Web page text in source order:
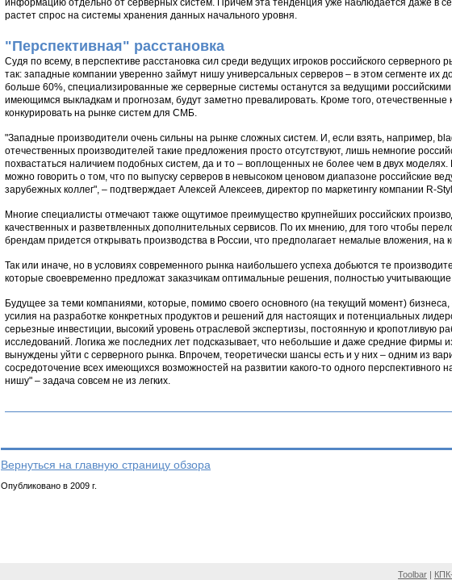
информацию отдельно от серверных систем. Причем эта тенденция уже наблюдается даже в
растет спрос на системы хранения данных начального уровня.
"Перспективная" расстановка
Судя по всему, в перспективе расстановка сил среди ведущих игроков российского серверного
так: западные компании уверенно займут нишу универсальных серверов – в этом сегменте их
больше 60%, специализированные же серверные системы останутся за ведущими российскими
имеющимся выкладкам и прогнозам, будут заметно превалировать. Кроме того,
конкурировать на рынке систем для СМБ.
"Западные производители очень сильны на рынке сложных систем. И, если взять, например,
отечественных производителей такие предложения просто отсутствуют, лишь немногие
похвастаться наличием подобных систем, да и то – воплощенных не более чем в двух
можно говорить о том, что по выпуску серверов в невысоком ценовом диапазоне российские
зарубежных коллег", – подтверждает Алексей Алексеев, директор по маркетингу компании R-
Многие специалисты отмечают также ощутимое преимущество крупнейших российских
качественных и разветвленных дополнительных сервисов. По их мнению, для того чтобы
брендам придется открывать производства в России, что предполагает немалые вложения, на
Так или иначе, но в условиях современного рынка наибольшего успеха добьются те
которые своевременно предложат заказчикам оптимальные решения, полностью
Будущее за теми компаниями, которые, помимо своего основного (на текущий момент)
усилия на разработке конкретных продуктов и решений для настоящих и потенциальных
серьезные инвестиции, высокий уровень отраслевой экспертизы, постоянную и кропотливую
исследований. Логика же последних лет подсказывает, что небольшие и даже средние фирмы
вынуждены уйти с серверного рынка. Впрочем, теоретически шансы есть и у них – одним из
сосредоточение всех имеющихся возможностей на развитии какого-то одного перспективного
нишу" – задача совсем не из легких.
Вернуться на главную страницу обзора
Опубликовано в 2009 г.
Toolbar |